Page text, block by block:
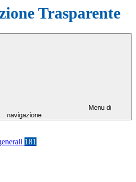
Trasparente
Menu di
navigazione
181